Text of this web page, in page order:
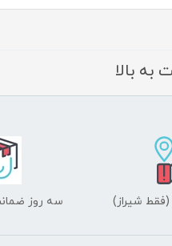
به بالا
شیراز) سه روز